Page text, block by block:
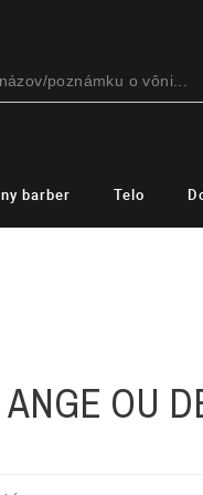
barber Telo
OU